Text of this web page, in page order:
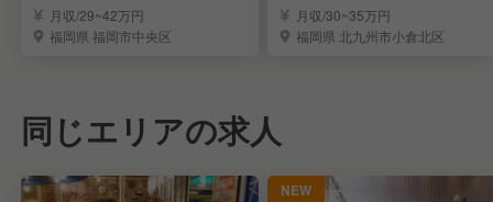
リアン大衆酒場』
月収/29~42万円
福岡県 福岡市中央区
ン30万補助！
月収/30~35万円
福岡県 北九州市小倉北区
同じエリアの求人
NEW